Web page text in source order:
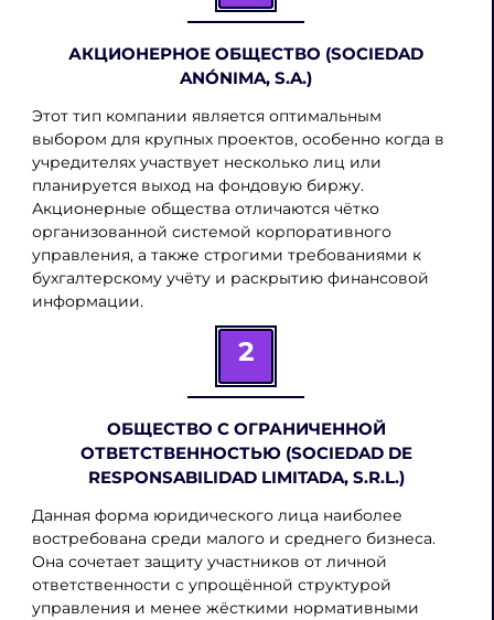
АКЦИОНЕРНОЕ ОБЩЕСТВО (SOCIEDAD
ANÓNIMA, S.A.)
Этот тип компании является оптимальным
выбором для крупных проектов, особенно когда в
учредителях участвует несколько лиц или
планируется выход на фондовую биржу.
Акционерные общества отличаются чётко
организованной системой корпоративного
управления, а также строгими требованиями к
бухгалтерскому учёту и раскрытию финансовой
информации.
2
ОБЩЕСТВО С ОГРАНИЧЕННОЙ
ОТВЕТСТВЕННОСТЬЮ (SOCIEDAD DE
RESPONSABILIDAD LIMITADA, S.R.L.)
Данная форма юридического лица наиболее
востребована среди малого и среднего бизнеса.
Она сочетает защиту участников от личной
ответственности с упрощённой структурой
управления и менее жёсткими нормативными